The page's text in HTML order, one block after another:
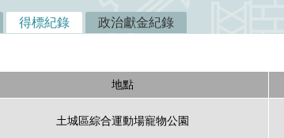
得標紀錄 政治獻金紀錄
地點
土城區綜合運動場寵物公園